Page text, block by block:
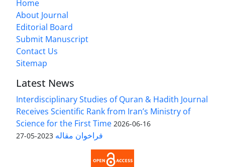
Home
About Journal
Editorial Board
Submit Manuscript
Contact Us
Sitemap
Latest News
Interdisciplinary Studies of Quran & Hadith Journal
Receives Scientific Rank from Iran’s Ministry of
Science for the First Time 2026-06-16
فراخوان مقاله 2023-05-27